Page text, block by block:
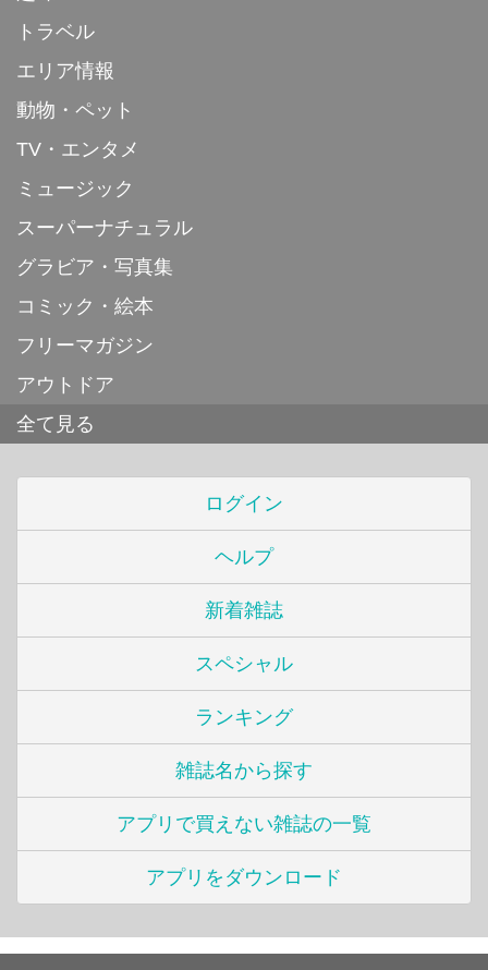
トラベル
エリア情報
動物・ペット
TV・エンタメ
ミュージック
スーパーナチュラル
グラビア・写真集
コミック・絵本
フリーマガジン
アウトドア
全て見る
ログイン
ヘルプ
新着雑誌
スペシャル
ランキング
雑誌名から探す
アプリで買えない雑誌の一覧
アプリをダウンロード